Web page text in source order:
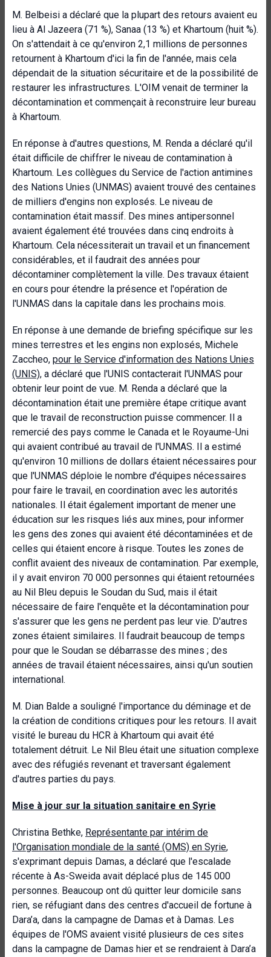
M. Belbeisi a déclaré que la plupart des retours avaient eu
lieu à Al Jazeera (71 %), Sanaa (13 %) et Khartoum (huit %).
On s'attendait à ce qu'environ 2,1 millions de personnes
retournent à Khartoum d'ici la fin de l'année, mais cela
dépendait de la situation sécuritaire et de la possibilité de
restaurer les infrastructures. L'OIM venait de terminer la
décontamination et commençait à reconstruire leur bureau
à Khartoum.
En réponse à d'autres questions, M. Renda a déclaré qu'il
était difficile de chiffrer le niveau de contamination à
Khartoum. Les collègues du Service de l'action antimines
des Nations Unies (UNMAS) avaient trouvé des centaines
de milliers d'engins non explosés. Le niveau de
contamination était massif. Des mines antipersonnel
avaient également été trouvées dans cinq endroits à
Khartoum. Cela nécessiterait un travail et un financement
considérables, et il faudrait des années pour
décontaminer complètement la ville. Des travaux étaient
en cours pour étendre la présence et l'opération de
l'UNMAS dans la capitale dans les prochains mois.
En réponse à une demande de briefing spécifique sur les
mines terrestres et les engins non explosés, Michele
Zaccheo, pour le Service d'information des Nations Unies
(UNIS), a déclaré que l'UNIS contacterait l'UNMAS pour
obtenir leur point de vue. M. Renda a déclaré que la
décontamination était une première étape critique avant
que le travail de reconstruction puisse commencer. Il a
remercié des pays comme le Canada et le Royaume-Uni
qui avaient contribué au travail de l'UNMAS. Il a estimé
qu'environ 10 millions de dollars étaient nécessaires pour
que l'UNMAS déploie le nombre d'équipes nécessaires
pour faire le travail, en coordination avec les autorités
nationales. Il était également important de mener une
éducation sur les risques liés aux mines, pour informer
les gens des zones qui avaient été décontaminées et de
celles qui étaient encore à risque. Toutes les zones de
conflit avaient des niveaux de contamination. Par exemple,
il y avait environ 70 000 personnes qui étaient retournées
au Nil Bleu depuis le Soudan du Sud, mais il était
nécessaire de faire l'enquête et la décontamination pour
s'assurer que les gens ne perdent pas leur vie. D'autres
zones étaient similaires. Il faudrait beaucoup de temps
pour que le Soudan se débarrasse des mines ; des
années de travail étaient nécessaires, ainsi qu'un soutien
international.
M. Dian Balde a souligné l'importance du déminage et de
la création de conditions critiques pour les retours. Il avait
visité le bureau du HCR à Khartoum qui avait été
totalement détruit. Le Nil Bleu était une situation complexe
avec des réfugiés revenant et traversant également
d'autres parties du pays.
Mise à jour sur la situation sanitaire en Syrie
Christina Bethke, Représentante par intérim de
l'Organisation mondiale de la santé (OMS) en Syrie,
s'exprimant depuis Damas, a déclaré que l'escalade
récente à As-Sweida avait déplacé plus de 145 000
personnes. Beaucoup ont dû quitter leur domicile sans
rien, se réfugiant dans des centres d'accueil de fortune à
Dara’a, dans la campagne de Damas et à Damas. Les
équipes de l'OMS avaient visité plusieurs de ces sites
dans la campagne de Damas hier et se rendraient à Dara’a